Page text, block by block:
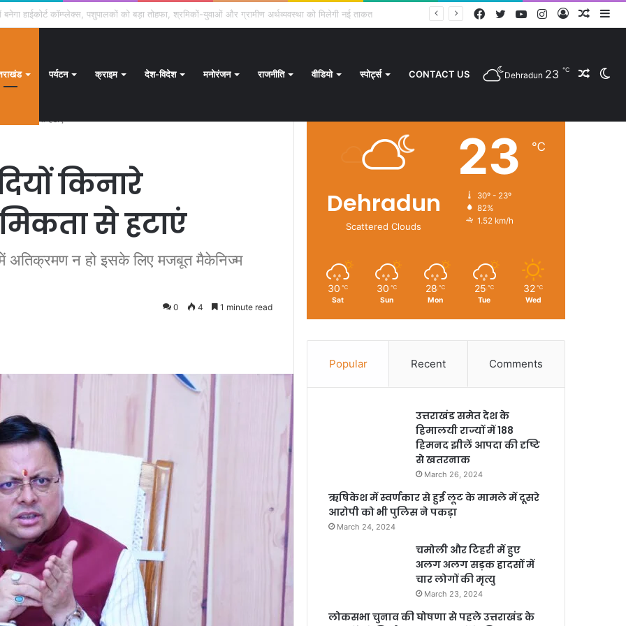
अभियान जारी, 24.30 लाख में से 20.27 लाख मतदाताओं तक पहुंचे नोटिस: सीईओ
Log
Instagram
YouTube
Twitter
Facebook
पर्यटन क्राइम देश-विदेश मनोरंजन राजनीति वीडियो स्पोर्ट्स CONTACT US Dehradun 23 ℃
किनारे
से हटाएं
में अतिक्रमण न हो इसके लिए मजबूत मैकेनिज्म
0 4 1 minute read
Dehradun
Scattered Clouds
23 ℃
30º - 23º
82%
1.52 km/h
30 ℃
Sat
30 ℃
Sun
28 ℃
Mon
25 ℃
Tue
32 ℃
Wed
Popular Recent Comments
उत्तराखंड समेत देश के
हिमालयी राज्यों में 188
हिमनद झीलें आपदा की दृष्टि
से खतरनाक
March 26, 2024
ऋषिकेश में स्वर्णकार से हुई लूट के मामले में दूसरे
आरोपी को भी पुलिस ने पकड़ा
March 24, 2024
चमोली और टिहरी में हुए
अलग अलग सड़क हादसों में
चार लोगों की मृत्यु
March 23, 2024
लोकसभा चुनाव की घोषणा से पहले उत्तराखंड के